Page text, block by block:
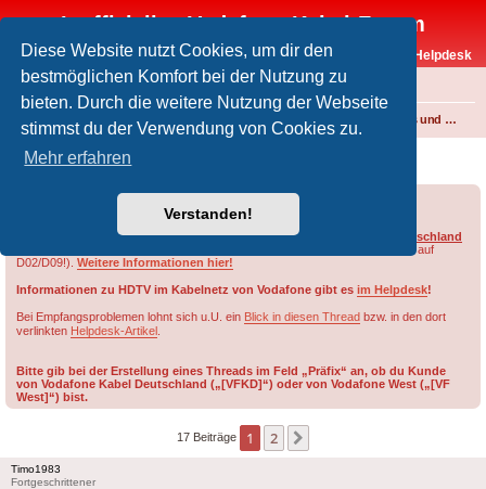
Diese Website nutzt Cookies, um dir den
bestmöglichen Komfort bei der Nutzung zu
bieten. Durch die weitere Nutzung der Webseite
stimmst du der Verwendung von Cookies zu.
Mehr erfahren
Verstanden!
Inoffizielles Vodafone-Kabel-Forum
Vodafone-Kabel-Helpdesk
FAQ
Foren-Übersicht Fernsehen und Radio über Kabel Kabelanschluss und Vodafone Basic TV
Alte UM02 Smartkarte
Die HD-Sender von RTL werden im Netzbereich von ehem.
Vodafone Deutschland
freigeschaltet (nicht auf
D02/D09!). Weitere Informationen hier!
Informationen zu HDTV im Kabelnetz von Vodafone gibt es im Helpdesk!
Bei Empfangsproblemen lohnt sich u.U. ein Blick in diesen Thread bzw. in den dort
verlinkten Helpdesk-Artikel
Bitte gib bei der Erstellung eines Threads im Feld „Präfix“ an, ob du Kunde
von Vodafone Kabel Deutschland („[VFKD]“) oder von Vodafone West („[VF
West]“) bist.
17 Beiträge 1 2
Timo1983
Fortgeschrittener